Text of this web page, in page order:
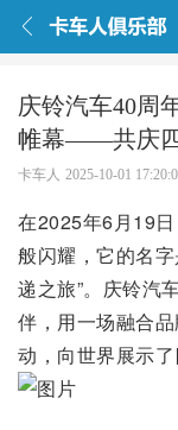
庆铃汽车40周
帷幕——共庆
卡车人 2025-10-01
在2025年6月19
般闪耀，它的名
递之旅”。庆铃汽
伴，用一场融合
动，向世界展示了